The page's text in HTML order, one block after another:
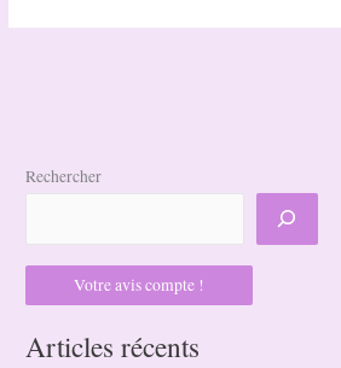
de
Rechercher
Votre avis compte !
Articles récents